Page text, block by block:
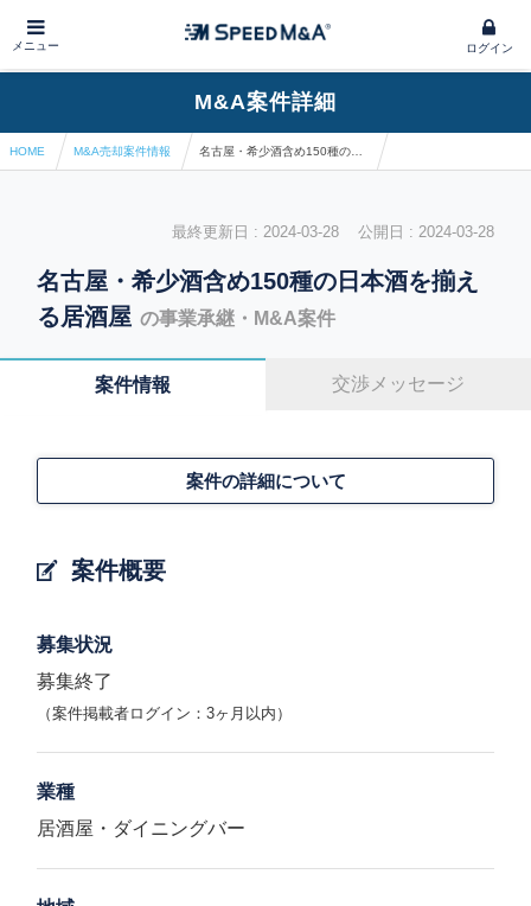
メニュー ログイン
M&A案件詳細
HOME M&A売却案件情報
最終更新日 : 2024-03-28 公開日 : 2024-03-28
名古屋・希少酒含め150種の日本酒を揃え
る居酒屋 の事業承継・M&A案件
案件情報 交渉メッセージ
案件概要
案件の詳細について
募集状況
募集終了
（案件掲載者ログイン：3ヶ月以内）
業種
居酒屋・ダイニングバー